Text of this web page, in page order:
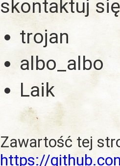
skontaktuj
trojan
albo_albo
Laik
Zawartość tej
https://